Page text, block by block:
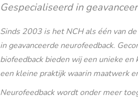
Gespecialiseerd in
Sinds 2003 is het NCH als één van
in geavanceerde neurofeedback.
biofeedback bieden wij een unieke
een kleine praktijk waarin maatwerk
Neurofeedback wordt onder meer